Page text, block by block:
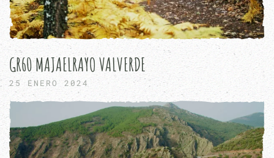
GR60 MAJAELRAYO VALVERDE
25 ENERO 2024